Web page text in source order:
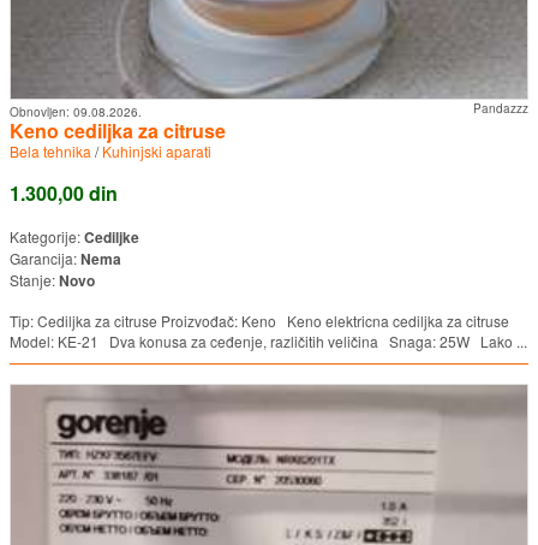
Pandazzz
Obnovljen: 09.08.2026.
Keno cediljka za citruse
Bela tehnika /Kuhinjski aparati
1.300,00 din
Kategorije:Cediljke
Garancija:Nema
Stanje:Novo
Tip: Cediljka za citruse Proizvođač: Keno Keno elektricna cediljka za citruse
Model: KE-21 Dva konusa za ceđenje, različitih veličina Snaga: 25W Lako ...